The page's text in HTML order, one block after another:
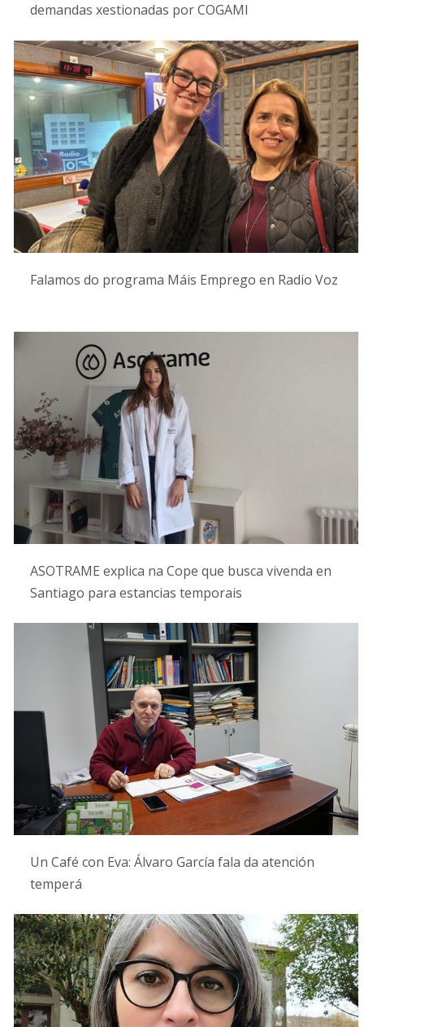
demandas xestionadas por COGAMI
Falamos do programa Máis Emprego en Radio Voz
ASOTRAME explica na Cope que busca vivenda en
Santiago para estancias temporais
Un Café con Eva: Álvaro García fala da atención
temperá